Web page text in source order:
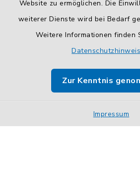
Website zu ermöglichen. Die
weiterer Dienste wird bei Bedarf
Weitere Informationen finden
Zur Kenntnis
Impressum
Sitemap